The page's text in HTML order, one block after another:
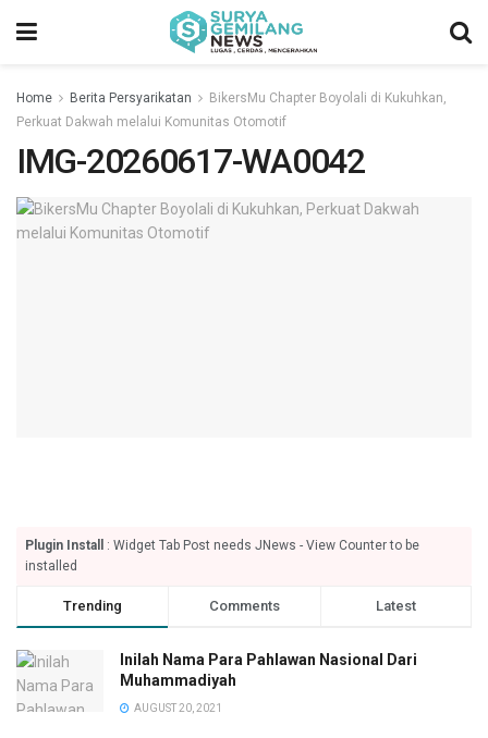
Home Berita Persyarikatan
BikersMu Chapter Boyolali di Kukuhkan,
Perkuat Dakwah melalui Komunitas Otomotif
IMG-20260617-WA0042
Plugin Install
: Widget Tab Post needs JNews - View Counter to be
installed
Trending Comments Latest
Inilah Nama Para Pahlawan Nasional Dari
Muhammadiyah
AUGUST 20, 2021